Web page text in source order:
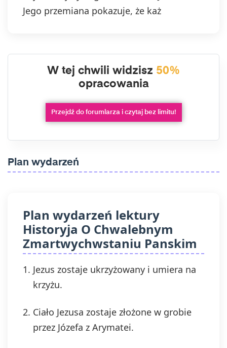
Jego przemiana pokazuje, że każ
W tej chwili widzisz 50%
opracowania
Przejdź do forumlarza i czytaj bez limitu!
Plan wydarzeń
Plan wydarzeń lektury
Historyja O Chwalebnym
Zmartwychwstaniu Panskim
Jezus zostaje ukrzyżowany i umiera na
krzyżu.
Ciało Jezusa zostaje złożone w grobie
przez Józefa z Arymatei.